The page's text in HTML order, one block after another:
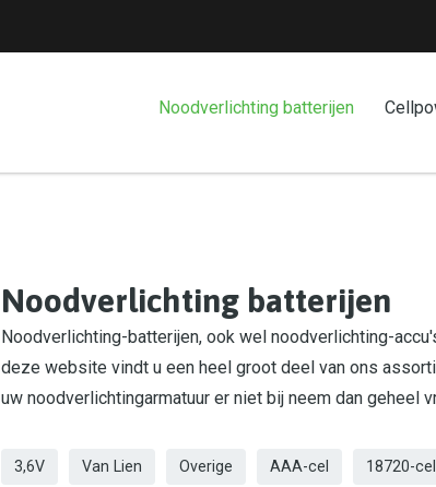
Noodverlichting batterijen
Noodverlichting batterijen
Noodverlichting-batterijen, ook wel noodverlichting-
deze website vindt u een heel groot deel van ons
uw noodverlichtingarmatuur er niet bij neem dan geheel
3,6V Van Lien Overige AAA-cel 18720-cel